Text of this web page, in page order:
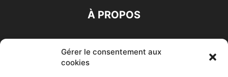
Gérer le consentement aux
cookies
À PROPOS